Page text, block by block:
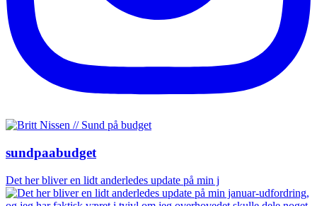
sundpaabudget
Det her bliver en lidt anderledes update på min j